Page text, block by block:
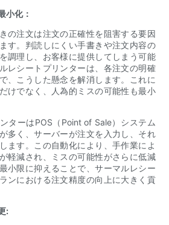
小化：
の注文は注文の正確性を阻害する要因
す。判読しにくい手書きや注文内容の
調理し、お客様に提供してしまう可能
レシートプリンターは、各注文の明確
、こうした懸念を解消します。これに
けでなく、人為的ミスの可能性も最小
ターはPOS（Point of Sale）システム
多く、サーバーが注文を入力し、それ
ます。この自動化により、手作業によ
軽減され、ミスの可能性がさらに低減
小限に抑えることで、サーマルレシー
ンにおける注文精度の向上に大きく貢
: